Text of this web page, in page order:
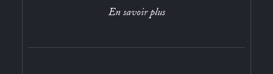
En savoir plus